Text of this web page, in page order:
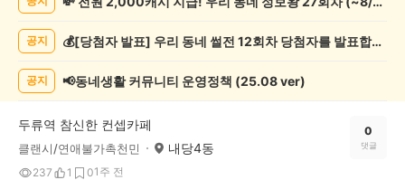
록
공지 💰[당첨자 발표] 우리 동네 썰전 12회차 당첨자를 발표합니다!
공지 📢동네생활 커뮤니티 운영정책 (25.08 ver)
두류역 참신한 컨셉카페
클랜시/연애불가촉천민 내당4동
237 1 01주 전
0
댓글